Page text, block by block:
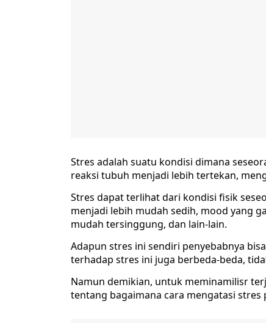
Stres adalah suatu kondisi dimana
reaksi tubuh menjadi lebih tertekan,
Stres dapat terlihat dari kondisi fisik
menjadi lebih mudah sedih, mood yang
mudah tersinggung, dan lain-lain.
Adapun stres ini sendiri penyebabnya
terhadap stres ini juga berbeda-beda,
Namun demikian, untuk meminamilisr
tentang bagaimana cara mengatasi stres